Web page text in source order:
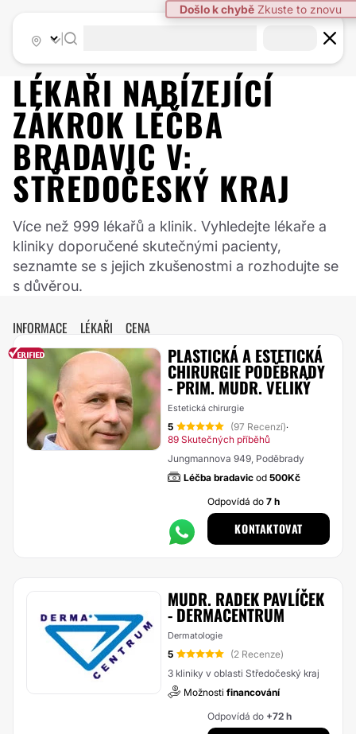
LÉKAŘI NABÍZEJÍCÍ
ZÁKROK LÉČBA
BRADAVIC V:
STŘEDOČESKÝ KRAJ
Více než 999 lékařů a klinik. Vyhledejte lékaře a
kliniky doporučené skutečnými pacienty,
seznamte se s jejich zkušenostmi a rozhodujte se
s důvěrou.
INFORMACE LÉKAŘI CENA
PLASTICKÁ A ESTETICKÁ
CHIRURGIE PODĚBRADY
- PRIM. MUDR. VELIKÝ
Estetická chirurgie
5 (97 Recenzí)·
89 Skutečných příběhů
Jungmannova 949, Poděbrady
Léčba bradavic od 500Kč
Odpovídá do7 h
KONTAKTOVAT
MUDR. RADEK PAVLÍČEK
- DERMACENTRUM
Dermatologie
5
(2 Recenze)
3 kliniky v oblasti Středočeský kraj
Možnosti financování
Odpovídá do +72 h